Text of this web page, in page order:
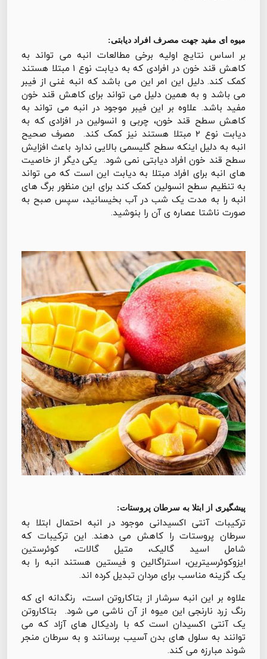
میوه ای مفید جهت مصرف افراد دیابتی:
بر اساس نتایج اولیه برخی مطالعات انبه می تواند به
کاهش قند خون در افرادی که به دیابت نوع ۱ مبتلا هستند
کمک کند. دلیل این امر این می باشد که انبه غنی از فیبر
می باشد و به همین دلیل می تواند برای کاهش قند خون
مفید باشد. علاوه بر این فیبر موجود در انبه می تواند به
کاهش سطح قند خون، چربی و انسولین در افزادی که به
دیابت نوع ۲ مبتلا هستند نیز کمک کند. مصرف صحیح
انبه به دلیل اینکه سطح گلیسمی بالایی ندارد باعث افزایش
سطح قند خون افراد دیابتی نمی شود. یکی دیگر از خاصیت
های انبه برای افراد مبتلا به دیابت این است که می تواند
به تنظیم سطح انسولین کمک کند برای این منظور برگ های
انبه را به مدت یک شب در آب بخیسانید، سپس صبح به
صورت ناشتا عصاره ی آن را بنوشید.
پیشگیری از ابتلا به سرطان پروستات:
ترکیبات آنتی اکسیدانی موجود در انبه احتمال ابتلا به
سرطان پروستات را کاهش می دهند. این ترکیبات که
شامل اسید گالیک، متیل گالات، کوئرستین
ایزوکوئرسیترین، استراگالین و فیستین هستند انبه را به
یک گزینه مناسب برای مردان تبدیل کرده اند.
علاوه بر این انبه سرشار از بتاکاروتن است، رنگدانه ای که
رنگ زرد نارنجی این میوه از آن ناشی می شود. بتاکاروتن
یک آنتی اکسیدان است که با رادیکال های آزاد که می
توانند به سلول های بدن آسیب برسانند و به سرطان منجر
شوند مبارزه می کند.